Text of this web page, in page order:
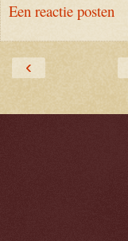
Een reactie posten
‹